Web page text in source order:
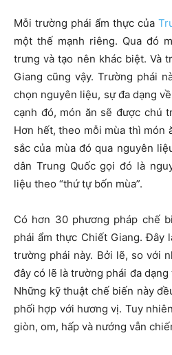
Mỗi trường phái ẩm thực của
một thế mạnh riêng. Qua đó
trưng và tạo nên khác biệt. Và
Giang cũng vậy. Trường phái
chọn nguyên liệu, sự đa dạng
cạnh đó, món ăn sẽ được chú
Hơn hết, theo mỗi mùa thì món
sắc của mùa đó qua nguyên
dân Trung Quốc gọi đó là
liệu theo “thứ tự bốn mùa”.
Có hơn 30 phương pháp chế
phái ẩm thực Chiết Giang. Đây
trường phái này. Bởi lẽ, so với
đây có lẽ là trường phái đa
Những kỹ thuật chế biến này
phối hợp với hương vị. Tuy
giòn, om, hấp và nướng vẫn